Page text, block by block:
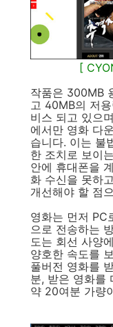
[
작품은 300MB
고 40MB의 저
비스 되고 있으
에서만 영화 다
습니다. 이는 불
한 조치로 보이
안에 휴대폰을
화 수신을 못하
개선해야 할 점
영화는 먼저 PC
으로 전송하는
도는 회선 사양
양호한 속도를
풀버전 영화를
분, 받은 영화를
약 20여분 가량